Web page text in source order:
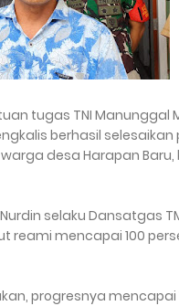
tugas TNI Manunggal
berhasil
warga desa Harapan
selaku Dansatgas
reami mencapai 100
progresnya mencapai